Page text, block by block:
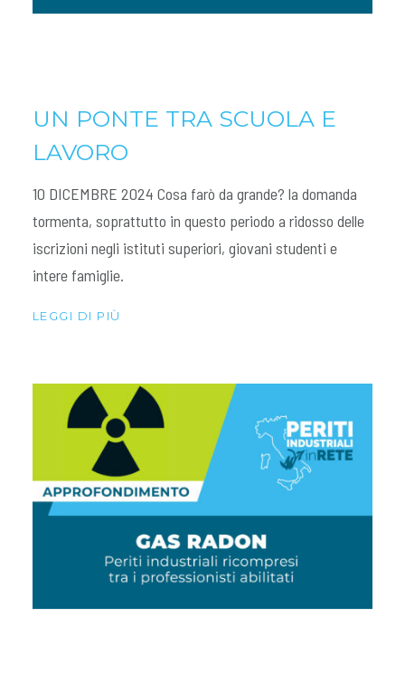
UN PONTE TRA SCUOLA E
LAVORO
10 DICEMBRE 2024 Cosa farò da grande? la domanda
tormenta, soprattutto in questo periodo a ridosso delle
iscrizioni negli istituti superiori, giovani studenti e
intere famiglie.
LEGGI DI PIÙ